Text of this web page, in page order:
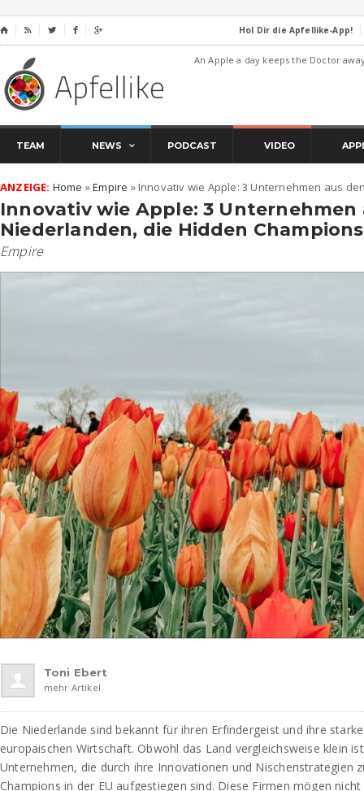
⌂     Hol Dir die Apfellike-App!
An Apple a day keeps the Doctor
TEAM NEWS PODCAST VIDEO
ANZEIGE: Home »Empire » Innovativ wie Apple: 3 Unternehmen aus
Innovativ wie Apple: 3 Unternehmen
Niederlanden, die Hidden
Empire
Toni Ebert
mehr Artikel
Die Niederlande sind bekannt für ihren Erfindergeist und ihre
europäischen Wirtschaft. Obwohl das Land vergleichsweise klein
Unternehmen, die durch ihre Innovationen und Nischenstrategien
Champions in der EU aufgestiegen sind. Diese Firmen mögen